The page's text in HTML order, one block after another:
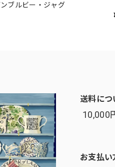
ブルビー・ジャグ
送料につ
10,000
お支払